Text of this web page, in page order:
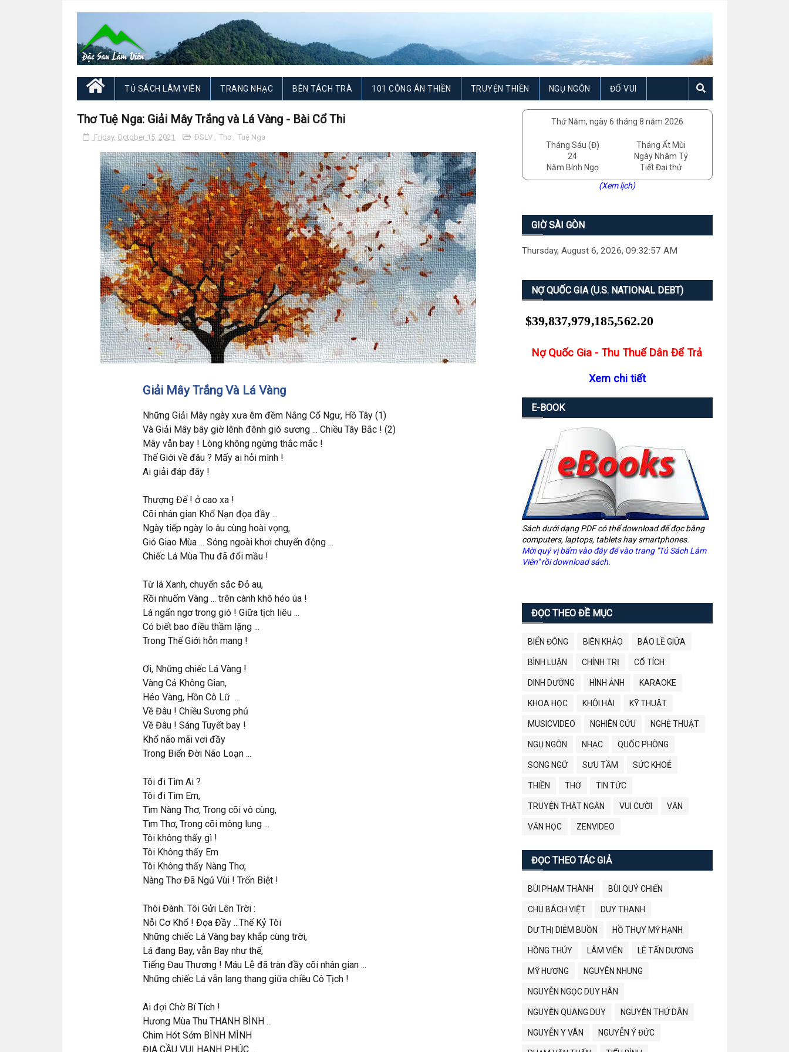
TỦ SÁCH LÂM VIÊN TRANG NHẠC BÊN TÁCH TRÀ 101 CÔNG ÁN THIỀN TRUYỆN THIỀN NGỤ NGÔN ĐỐ VUI
Thơ Tuệ Nga: Giải Mây Trắng và Lá Vàng - Bài Cổ Thi
Friday, October 15, 2021 ĐSLV , Thơ , Tuệ Nga
Giải Mây Trắng Và Lá Vàng
Những Giải Mây ngày xưa êm đềm Nắng Cổ Ngư, Hồ Tây (1)
Và Giải Mây bây giờ lênh đênh gió sương ... Chiều Tây Bắc ! (2)
Mây vẫn bay ! Lòng không ngừng thắc mắc !
Thế Giới về đâu ? Mấy ai hỏi mình !
Ai giải đáp đây !
Thượng Đế ! ở cao xa !
Cõi nhân gian Khổ Nạn đọa đầy ...
Ngày tiếp ngày lo âu cùng hoài vọng,
Gió Giao Mùa ... Sóng ngoài khơi chuyển động ...
Chiếc Lá Mùa Thu đã đổi mầu !
Từ lá Xanh, chuyển sắc Đỏ au,
Rồi nhuốm Vàng ... trên cành khô héo úa !
Lá ngẩn ngơ trong gió ! Giữa tịch liêu ...
Có biết bao điều thầm lặng ...
Trong Thế Giới hỗn mang !
Ơi, Những chiếc Lá Vàng !
Vàng Cả Không Gian,
Héo Vàng, Hồn Cô Lữ ...
Về Đâu ! Chiều Sương phủ
Về Đâu ! Sáng Tuyết bay !
Khổ não mãi vơi đầy
Trong Biển Đời Não Loạn ...
Tôi đi Tìm Ai ?
Tôi đi Tìm Em,
Tìm Nàng Thơ, Trong cõi vô cùng,
Tìm Thơ, Trong cõi mông lung ...
Tôi không thấy gì !
Tôi Không thấy Em
Tôi Không thấy Nàng Thơ,
Nàng Thơ Đã Ngủ Vùi ! Trốn Biệt !
Thôi Đành. Tôi Gửi Lên Trời :
Nỗi Cơ Khổ ! Đọa Đầy ...Thế Kỷ Tôi
Những chiếc Lá Vàng bay khắp cùng trời,
Lá đang Bay, vẫn Bay như thế,
Tiếng Đau Thương ! Máu Lệ đã tràn đầy cõi nhân gian ...
Những chiếc Lá vẫn lang thang giữa chiều Cô Tịch !
Ai đợi Chờ Bí Tích !
Hương Mùa Thu THANH BÌNH ...
Chim Hót Sớm BÌNH MÌNH
ĐỊA CẦU VUI HẠNH PHÚC ...
Thứ Năm, ngày 6 tháng 8 năm 2026
Tháng Sáu (Đ)
24
Năm Bính Ngọ
Tháng Ất Mùi
Ngày Nhâm Tý
Tiết Đại thử
(Xem lịch)
GIỜ SÀI GÒN
Thursday, August 6, 2026, 09:32:58 AM
NỢ QUỐC GIA (U.S. NATIONAL DEBT)
Nợ Quốc Gia - Thu Thuế Dân Để Trả
Xem chi tiết
E-BOOK
Sách dưới dạng PDF có thể download để đọc bằng
computers, laptops, tablets hay smartphones.
Mời quý vị bấm vào đây để vào trang "Tủ Sách Lâm
Viên" rồi download sách.
ĐỌC THEO ĐỀ MỤC
BIỂN ĐÔNG BIÊN KHẢO BÁO LỀ GIỮA
BÌNH LUẬN CHÍNH TRỊ CỔ TÍCH
DINH DƯỠNG HÌNH ẢNH KARAOKE
KHOA HỌC KHÔI HÀI KỸ THUẬT
MUSICVIDEO NGHIÊN CỨU NGHỆ THUẬT
NGỤ NGÔN NHẠC QUỐC PHÒNG
SONG NGỮ SƯU TẦM SỨC KHOẺ
THIỀN THƠ TIN TỨC
TRUYỆN THẬT NGẮN VUI CƯỜI VĂN
VĂN HỌC ZENVIDEO
ĐỌC THEO TÁC GIẢ
BÙI PHẠM THÀNH BÙI QUÝ CHIẾN
CHU BÁCH VIỆT DUY THANH
DƯ THỊ DIỄM BUỒN HỒ THỤY MỸ HẠNH
HỒNG THÚY LÂM VIÊN LÊ TẤN DƯƠNG
MỸ HƯƠNG NGUYÊN NHUNG
NGUYỄN NGỌC DUY HÂN
NGUYỄN QUANG DUY NGUYỄN THỨ DÂN
NGUYỄN Y VÂN NGUYỄN Ý ĐỨC